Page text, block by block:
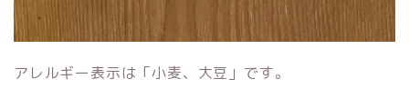
アレルギー表示は「小麦、大豆」です。